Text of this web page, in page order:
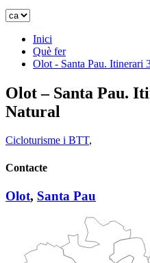
Inici
Què fer
Olot - Santa Pau. Itinerari
Olot – Santa Pau.
Natural
Cicloturisme i BTT,
Contacte
Olot, Santa Pau